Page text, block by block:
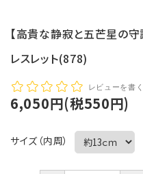
【高貴な静寂と五芒星の
レスレット(878)
レビューを書く
6,050円(税550円)
サイズ（内周）